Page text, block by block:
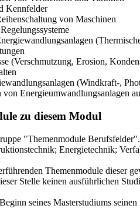
Kennfelder
von Maschinen
(Verschmutzung, Erosion,
(Windkraft-,
Energieumwandlungsanlagen
zu diesem Modul
"Themenmodule
Energietechnik;
Themenmodule dieser
Stelle keinen ausführlichen
seines Masterstudiums